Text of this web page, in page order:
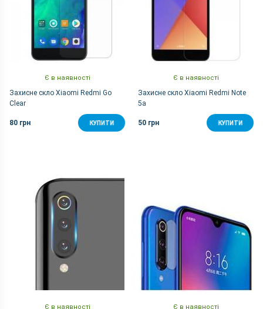
Є в наявності
Захисне скло Xiaomi Redmi Go
Clear
80 грн КУПИТИ
Є в наявності
Захисне скло Xiaomi Redmi Note
5a
50 грн КУПИТИ
Є в наявності Є в наявності